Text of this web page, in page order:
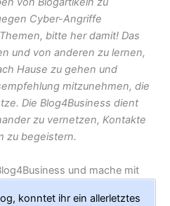
Cyber-Angriffe
bitte her damit! Das
und von anderen zu lernen,
Hause zu gehen und
mitzunehmen, die
Die Blog4Business dient
zu vernetzen, Kontakte
zu begeistern.
und mache mit
konntet ihr ein allerletztes